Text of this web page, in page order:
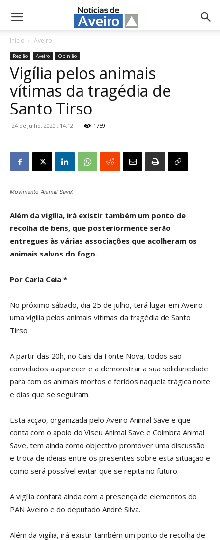
NotíciasdeAveiro.pt
Início Aveiro
Região Aveiro Opinião
Vigília pelos animais
vítimas da tragédia de
Santo Tirso
24 de Julho, 2020 , 14:12 1759
Movimento 'Animal Save'.
Além da vigília, irá existir também um ponto de
recolha de bens, que posteriormente serão
entregues às várias associações que acolheram os
animais salvos do fogo.
Por Carla Ceia *
No próximo sábado, dia 25 de julho, terá lugar em Aveiro
uma vigília pelos animais vítimas da tragédia de Santo
Tirso.
A partir das 20h, no Cais da Fonte Nova, todos são
convidados a aparecer e a demonstrar a sua solidariedade
para com os animais mortos e feridos naquela trágica noite
e dias que se seguiram.
Esta acção, organizada pelo Aveiro Animal Save e que
conta com o apoio do Viseu Animal Save e Coimbra Animal
Save, tem ainda como objectivo promover uma discussão
e troca de ideias entre os presentes sobre esta situação e
como será possível evitar que se repita no futuro.
A vigília contará ainda com a presença de elementos do
PAN Aveiro e do deputado André Silva.
Além da vigília, irá existir também um ponto de recolha de